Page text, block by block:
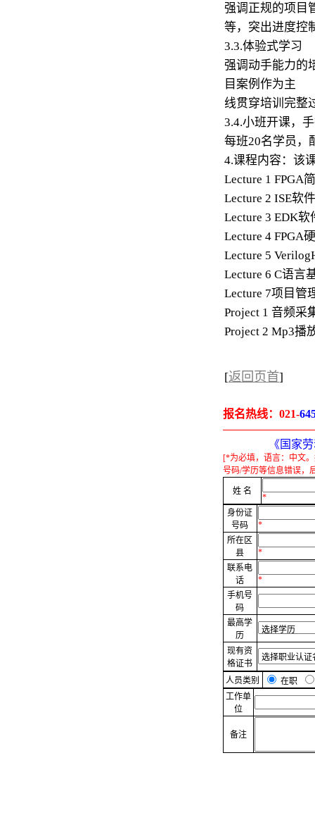
强调正规的项目
等，突出进度控
3.3.体验式学习
强调动手能力的
目案例作为主
线贯穿培训完整
3.4.小班开课，
每班20名学员，
4.课程内容：该
Lecture 1 FPGA
Lecture 2 ISE软
Lecture 3 EDK
Lecture 4 FPGA
Lecture 5
Lecture 6 C语言
Lecture 7项目管
Project 1 音频采
Project 2 Mp3播
[返回页首]
报名热线： 021-
《国家
[*为必填，语言：中文
号码/学历等信息错误，
姓 名
*
身份证
号码
*
所在区
县
*
联系电
话
*
手机号
码
最高学
历
现有资
格证书
人员类别
在职
工作单
位
备注